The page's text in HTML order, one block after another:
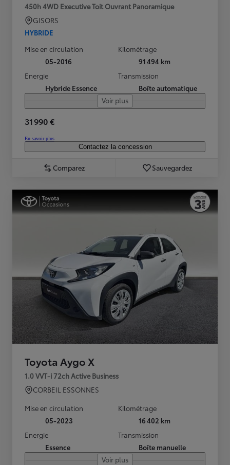
450h 4WD Executive Toit Ouvrant Panoramique
GISORS
HYBRIDE
Mise en circulation
05-2016
Kilométrage
91 494 km
Energie
Hybride Essence
Transmission
Boîte automatique
Voir plus
31 990 €
En savoir plus
Contactez la concession
Comparez Sauvegardez
Toyota Aygo X
1.0 VVT-i 72ch Active Business
CORBEIL ESSONNES
Mise en circulation
05-2023
Kilométrage
16 402 km
Energie
Essence
Transmission
Boîte manuelle
Voir plus